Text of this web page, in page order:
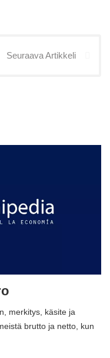
Seuraava Artikkeli
merkitys, käsite ja
brutto ja netto, kun